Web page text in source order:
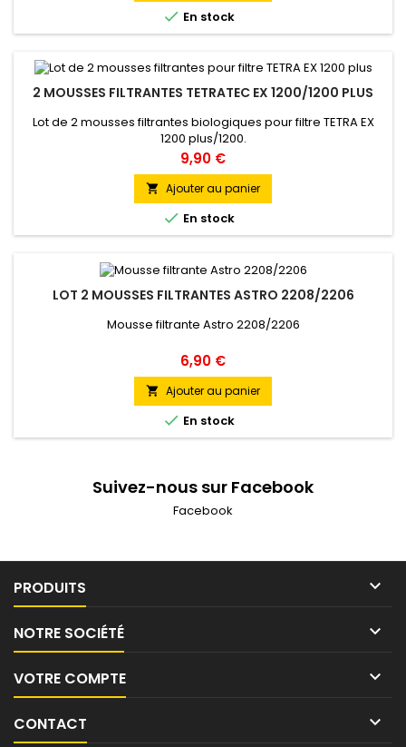
 En stock
2 MOUSSES FILTRANTES TETRATEC EX 1200/1200 PLUS
Lot de 2 mousses filtrantes biologiques pour filtre TETRA EX
1200 plus/1200.
Prix
9,90 €
 Ajouter au panier
 En stock
LOT 2 MOUSSES FILTRANTES ASTRO 2208/2206
Mousse filtrante Astro 2208/2206
Prix
6,90 €
 Ajouter au panier
 En stock
Suivez-nous sur Facebook
Facebook
PRODUITS 
NOTRE SOCIÉTÉ 
VOTRE COMPTE 
CONTACT 